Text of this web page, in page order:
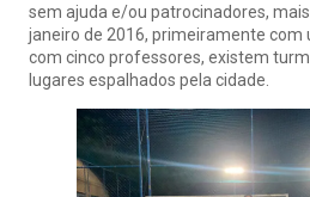
sem ajuda e/ou patrocinadores,
janeiro de 2016, primeiramente com
com cinco professores, existem
lugares espalhados pela cidade.